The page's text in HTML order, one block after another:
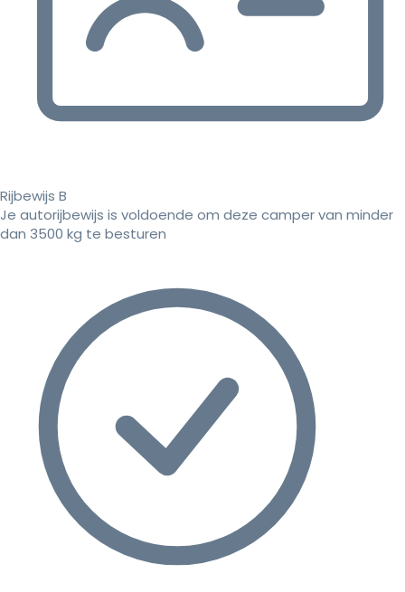
Rijbewijs B
Je autorijbewijs is voldoende om deze camper van minder
dan 3500 kg te besturen